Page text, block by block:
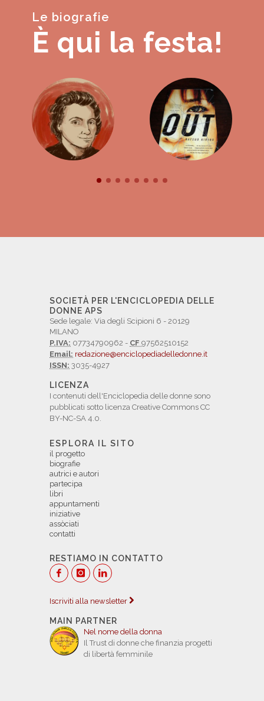
Le biografie
È qui la festa!
SOCIETÀ PER L'ENCICLOPEDIA DELLE
DONNE APS
Sede legale: Via degli Scipioni 6 - 20129
MILANO
P.IVA: 07734790962 - CF 97562510152
Email: redazione@enciclopediadelledonne.it
ISSN: 3035-4927
LICENZA
I contenuti dell'Enciclopedia delle donne sono
pubblicati sotto licenza Creative Commons CC
BY-NC-SA 4.0.
ESPLORA IL SITO
il progetto
biografie
autrici e autori
partecipa
libri
appuntamenti
iniziative
assòciati
contatti
RESTIAMO IN CONTATTO
Iscriviti alla newsletter
MAIN PARTNER
Nel nome della donna
Il Trust di donne che finanzia progetti
di libertà femminile